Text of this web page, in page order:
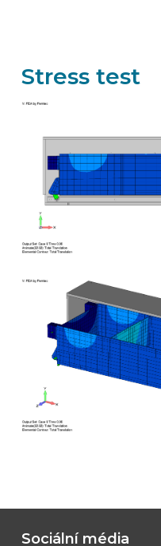
Stress test
Sociální média